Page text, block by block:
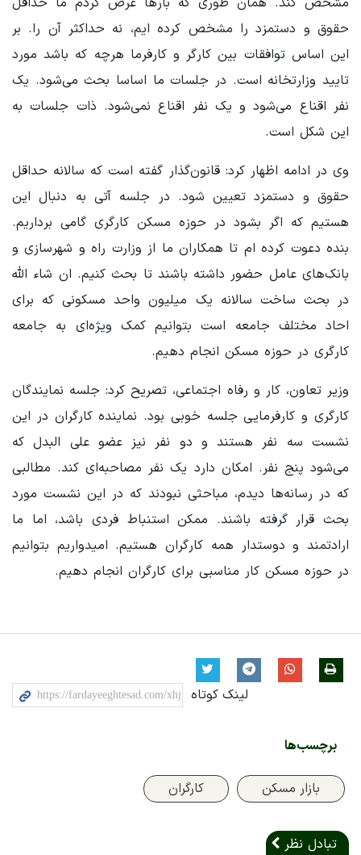
حقوق و دستمزد را مشخص کرده ایم، نه حداکثر آن را. بر
این اساس توافقات بین کارگر و کارفرما هرچه که باشد مورد
تایید وزارتخانه است. در جلسات ما اساسا بحث می‌شود. یک
نفر اقناع می‌شود و یک نفر اقناع نمی‌شود. ذات جلسات به
این شکل است.
وی در ادامه اظهار کرد: قانون‌گذار گفته است که سالانه حداقل
حقوق و دستمزد تعیین شود. در جلسه آتی به دنبال این
هستیم که اگر بشود در حوزه مسکن کارگری گامی برداریم.
بنده دعوت کرده ام تا همکاران ما از وزارت راه و شهرسازی و
بانک‌های عامل حضور داشته باشند تا بحث کنیم. ان شاء الله
در بحث ساخت سالانه یک میلیون واحد مسکونی که برای
احاد مختلف جامعه است بتوانیم کمک ویژه‌ای به جامعه
کارگری در حوزه مسکن انجام دهیم.
وزیر تعاون، کار و رفاه اجتماعی، تصریح کرد: جلسه نمایندگان
کارگری و کارفرمایی جلسه خوبی بود. نماینده کارگران در این
نشست سه نفر هستند و دو نفر نیز عضو علی البدل که
می‌شود پنج نفر. امکان دارد یک نفر مصاحبه‌ای کند. مطالبی
که در رسانه‌ها دیدم، مباحثی نبودند که در این نشست مورد
بحث قرار گرفته باشند. ممکن استنباط فردی باشد، اما ما
ارادتمند و دوستدار همه کارگران هستیم. امیدواریم بتوانیم
در حوزه مسکن کار مناسبی برای کارگران انجام دهیم.
لینک کوتاه
برچسب‌ها
بازار مسکن کارگران
تبادل نظر